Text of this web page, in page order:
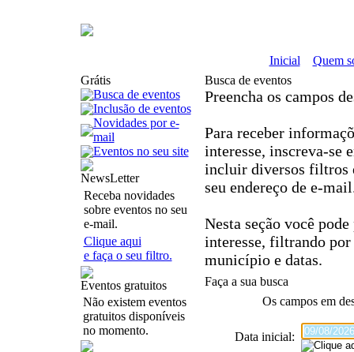
Inicial
Quem
Grátis
Busca de eventos
Inclusão de eventos
Novidades por e-
mail
Eventos no seu site
NewsLetter
Receba novidades
sobre eventos no seu
e-mail.
Clique aqui
e faça o seu filtro.
Eventos gratuitos
Não existem eventos
gratuitos disponíveis
no momento.
Busca de eventos
Preencha os campos
Para receber
interesse, inscreva-se
incluir diversos filtros
seu endereço de e-
Nesta seção você
interesse, filtrando
município e datas.
Faça a sua busca
Os campos em
Data inicial: